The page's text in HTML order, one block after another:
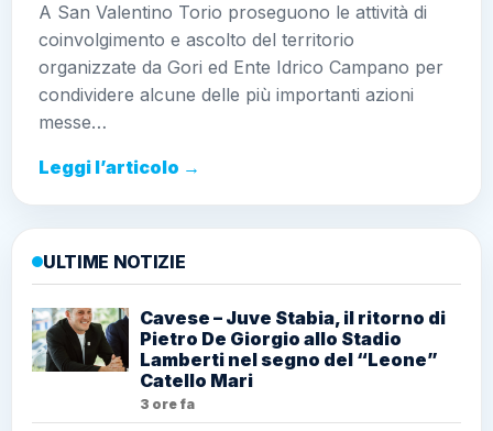
A San Valentino Torio proseguono le attività di
coinvolgimento e ascolto del territorio
organizzate da Gori ed Ente Idrico Campano per
condividere alcune delle più importanti azioni
messe…
Leggi l’articolo →
ULTIME NOTIZIE
Cavese – Juve Stabia, il ritorno di
Pietro De Giorgio allo Stadio
Lamberti nel segno del “Leone”
Catello Mari
3 ore fa